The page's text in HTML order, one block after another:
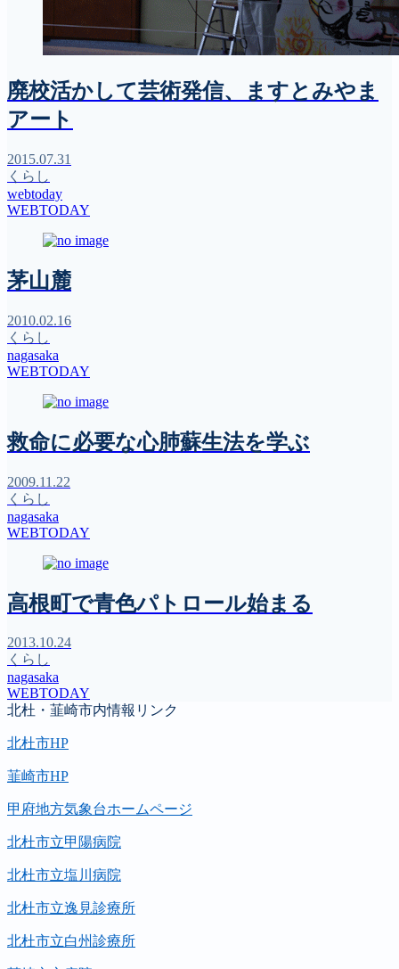
廃校活かして芸術発信、ますとみやま
アート
2015.07.31
くらし
webtoday
WEBTODAY
茅山麓
2010.02.16
くらし
nagasaka
WEBTODAY
救命に必要な心肺蘇生法を学ぶ
2009.11.22
くらし
nagasaka
WEBTODAY
高根町で青色パトロール始まる
2013.10.24
くらし
nagasaka
WEBTODAY
北杜・韮崎市内情報リンク
北杜市HP
韮崎市HP
甲府地方気象台ホームページ
北杜市立甲陽病院
北杜市立塩川病院
北杜市立逸見診療所
北杜市立白州診療所